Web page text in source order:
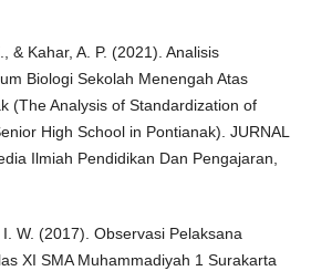
& Kahar, A. P. (2021). Analisis
Biologi Sekolah Menengah Atas
(The Analysis of Standardization of
High School in Pontianak). JURNAL
Ilmiah Pendidikan Dan Pengajaran,
W. (2017). Observasi Pelaksana
XI SMA Muhammadiyah 1 Surakarta